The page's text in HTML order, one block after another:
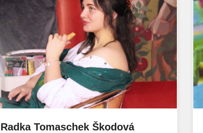
Radka Tomaschek Škodová